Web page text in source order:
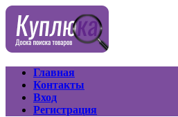
Главная
Контакты
Вход
Регистрация